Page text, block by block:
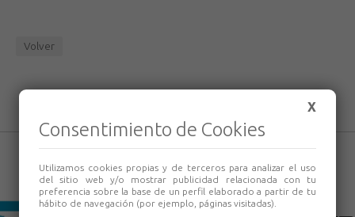
Volver
X
Consentimiento de Cookies
Utilizamos cookies propias y de terceros para analizar el uso
del sitio web y/o mostrar publicidad relacionada con tu
preferencia sobre la base de un perfil elaborado a partir de tu
hábito de navegación (por ejemplo, páginas visitadas).